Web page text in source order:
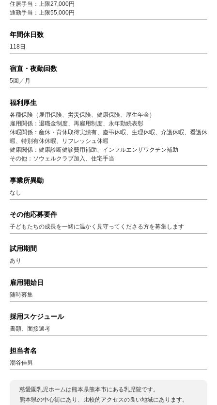
住居手当：上限27,000円
通勤手当：上限55,000円
年間休日数
118日
宿直・夜勤回数
5回／月
福利厚生
各種保険（雇用保険、労災保険、健康保険、厚生年金）
雇用関係：退職金制度、再雇用制度、永年勤続表彰
休暇関係：産休・育休取得実績有、慶弔休暇、生理休暇、介護休暇、看護休
暇、特別有休休暇、リフレッシュ休暇
健康関係：健康診断健診費用補助、インフルエンザワクチン補助
その他：ソウェルクラブ加入、住宅手当
事業所異動
なし
その他応募要件
子どもたちの成長を一緒に温かく見守ってくださる方を募集します
試用期間
あり
雇用開始日
随時募集
採用スケジュール
書類、面接選考
担当者名
潮谷佳男
慈愛園乳児ホームは熊本県熊本市にある乳児院です。
熊本県の中心街にあり、比較的アクセスの良い地域にあります。